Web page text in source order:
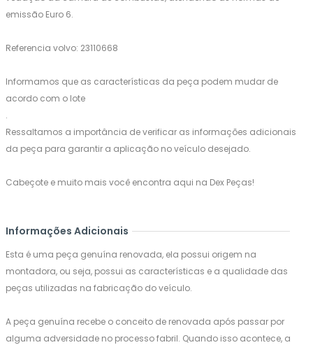
emissão Euro 6.
Referencia volvo: 23110668
Informamos que as características da peça podem mudar de
acordo com o lote
.
Ressaltamos a importância de verificar as informações adicionais
da peça para garantir a aplicação no veículo desejado.
Cabeçote e muito mais você encontra aqui na Dex Peças!
Informações Adicionais
Esta é uma peça genuína renovada, ela possui origem na
montadora, ou seja, possui as características e a qualidade das
peças utilizadas na fabricação do veículo.
A peça genuína recebe o conceito de renovada após passar por
alguma adversidade no processo fabril. Quando isso acontece, a